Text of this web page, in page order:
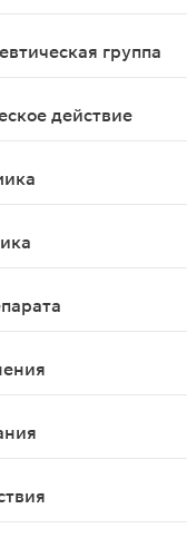
группа
действие